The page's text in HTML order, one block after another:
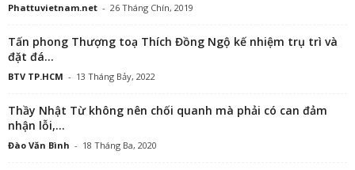
Phattuvietnam.net - 26 Tháng Chín, 2019
Tấn phong Thượng toạ Thích Đồng Ngộ kế nhiệm trụ trì và
đặt đá...
BTV TP.HCM - 13 Tháng Bảy, 2022
Thầy Nhật Từ không nên chối quanh mà phải có can đảm
nhận lỗi,...
Đào Văn Bình - 18 Tháng Ba, 2020